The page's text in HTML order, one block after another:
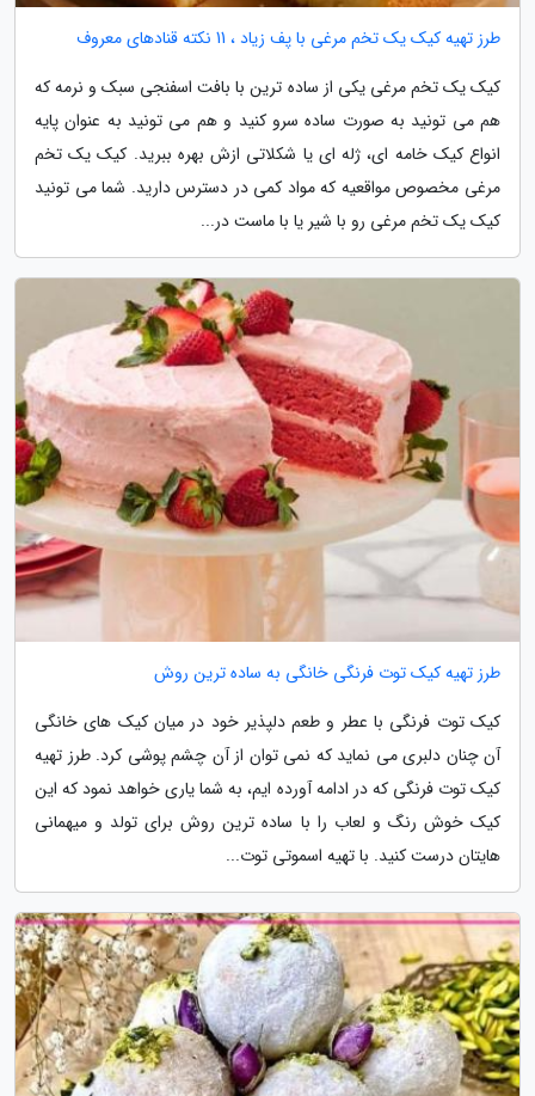
طرز تهیه کیک یک تخم مرغی با پف زیاد ، 11 نکته قنادهای معروف
کیک یک تخم مرغی یکی از ساده ترین با بافت اسفنجی سبک و نرمه که
هم می تونید به صورت ساده سرو کنید و هم می تونید به عنوان پایه
انواع کیک خامه ای، ژله ای یا شکلاتی ازش بهره ببرید. کیک یک تخم
مرغی مخصوص مواقعیه که مواد کمی در دسترس دارید. شما می تونید
کیک یک تخم مرغی رو با شیر یا با ماست در...
طرز تهیه کیک توت فرنگی خانگی به ساده ترین روش
کیک توت فرنگی با عطر و طعم دلپذیر خود در میان کیک های خانگی
آن چنان دلبری می نماید که نمی توان از آن چشم پوشی کرد. طرز تهیه
کیک توت فرنگی که در ادامه آورده ایم، به شما یاری خواهد نمود که این
کیک خوش رنگ و لعاب را با ساده ترین روش برای تولد و میهمانی
هایتان درست کنید. با تهیه اسموتی توت...